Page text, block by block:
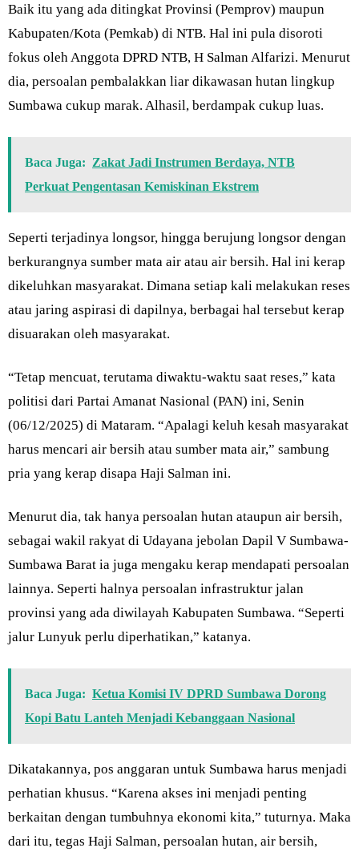
Baik itu yang ada ditingkat Provinsi (Pemprov) maupun
Kabupaten/Kota (Pemkab) di NTB. Hal ini pula disoroti
fokus oleh Anggota DPRD NTB, H Salman Alfarizi. Menurut
dia, persoalan pembalakkan liar dikawasan hutan lingkup
Sumbawa cukup marak. Alhasil, berdampak cukup luas.
Baca Juga: Zakat Jadi Instrumen Berdaya, NTB
Perkuat Pengentasan Kemiskinan Ekstrem
Seperti terjadinya longsor, hingga berujung longsor dengan
berkurangnya sumber mata air atau air bersih. Hal ini kerap
dikeluhkan masyarakat. Dimana setiap kali melakukan reses
atau jaring aspirasi di dapilnya, berbagai hal tersebut kerap
disuarakan oleh masyarakat.
“Tetap mencuat, terutama diwaktu-waktu saat reses,” kata
politisi dari Partai Amanat Nasional (PAN) ini, Senin
(06/12/2025) di Mataram. “Apalagi keluh kesah masyarakat
harus mencari air bersih atau sumber mata air,” sambung
pria yang kerap disapa Haji Salman ini.
Menurut dia, tak hanya persoalan hutan ataupun air bersih,
sebagai wakil rakyat di Udayana jebolan Dapil V Sumbawa-
Sumbawa Barat ia juga mengaku kerap mendapati persoalan
lainnya. Seperti halnya persoalan infrastruktur jalan
provinsi yang ada diwilayah Kabupaten Sumbawa. “Seperti
jalur Lunyuk perlu diperhatikan,” katanya.
Baca Juga: Ketua Komisi IV DPRD Sumbawa Dorong
Kopi Batu Lanteh Menjadi Kebanggaan Nasional
Dikatakannya, pos anggaran untuk Sumbawa harus menjadi
perhatian khusus. “Karena akses ini menjadi penting
berkaitan dengan tumbuhnya ekonomi kita,” tuturnya. Maka
dari itu, tegas Haji Salman, persoalan hutan, air bersih,